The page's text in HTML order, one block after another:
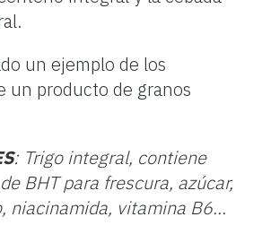
un ejemplo de los
un producto de granos
: Trigo integral, contiene
BHT para frescura, azúcar,
niacinamida, vitamina B6...